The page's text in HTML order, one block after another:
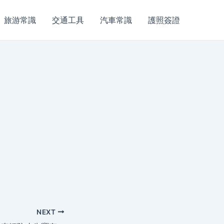
旅游常識 交通工具 汽車常識 護照簽證
NEXT